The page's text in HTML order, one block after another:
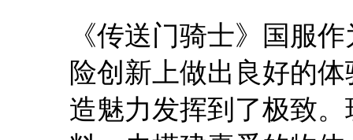
《传送门骑士》国服
险创新上做出良好的
造魅力发挥到了极致